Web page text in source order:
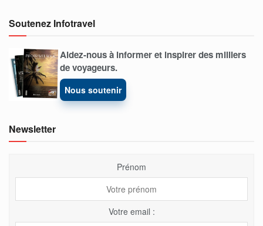
Soutenez Infotravel
Aidez-nous à informer et inspirer des milliers
de voyageurs.
Nous soutenir
Newsletter
Prénom
Votre email :